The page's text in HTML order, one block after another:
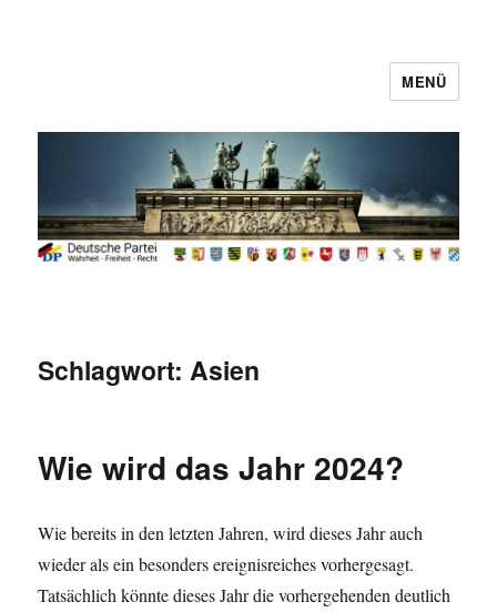
MENÜ
Schlagwort:Asien
Wie wird das Jahr 2024?
Wie bereits in den letzten Jahren, wird dieses Jahr auch
wieder als ein besonders ereignisreiches vorhergesagt.
Tatsächlich könnte dieses Jahr die vorhergehenden deutlich